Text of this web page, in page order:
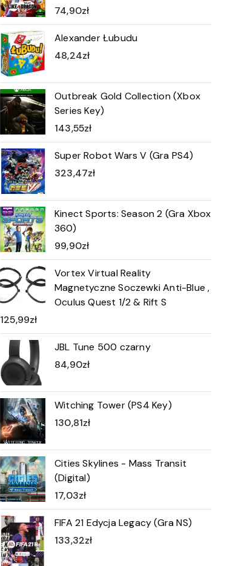
74,90zł
Alexander Łubudu
48,24zł
Outbreak Gold Collection (Xbox
Series Key)
143,55zł
Super Robot Wars V (Gra PS4)
323,47zł
Kinect Sports: Season 2 (Gra Xbox
360)
99,90zł
Vortex Virtual Reality
Magnetyczne Soczewki Anti-Blue ,
Oculus Quest 1/2 & Rift S
125,99zł
JBL Tune 500 czarny
84,90zł
Witching Tower (PS4 Key)
130,81zł
Cities Skylines - Mass Transit
(Digital)
17,03zł
FIFA 21 Edycja Legacy (Gra NS)
133,32zł